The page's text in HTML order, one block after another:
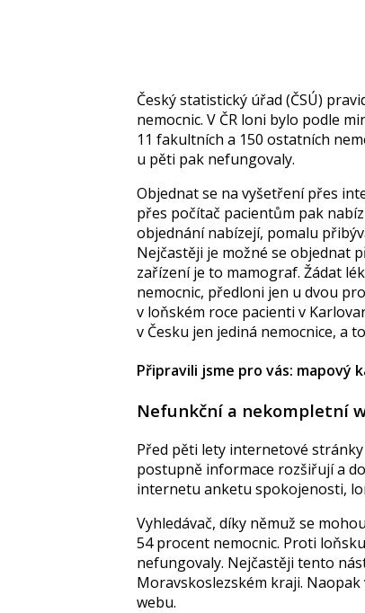
Český statistický úřad (ČSÚ)
nemocnic. V ČR loni bylo podle
11 fakultních a 150 ostatních
u pěti pak nefungovaly.
Objednat se na vyšetření přes
přes počítač pacientům pak
objednání nabízejí, pomalu
Nejčastěji je možné se objednat
zařízení je to mamograf. Žádat
nemocnic, předloni jen u dvou
v loňském roce pacienti v
v Česku jen jediná nemocnice, a
Připravili jsme pro vás: mapový
Nefunkční a nekompletní
Před pěti lety internetové
postupně informace rozšiřují a
internetu anketu spokojenosti,
Vyhledávač, díky němuž se
54 procent nemocnic. Proti
nefungovaly. Nejčastěji tento
Moravskoslezském kraji.
webu.